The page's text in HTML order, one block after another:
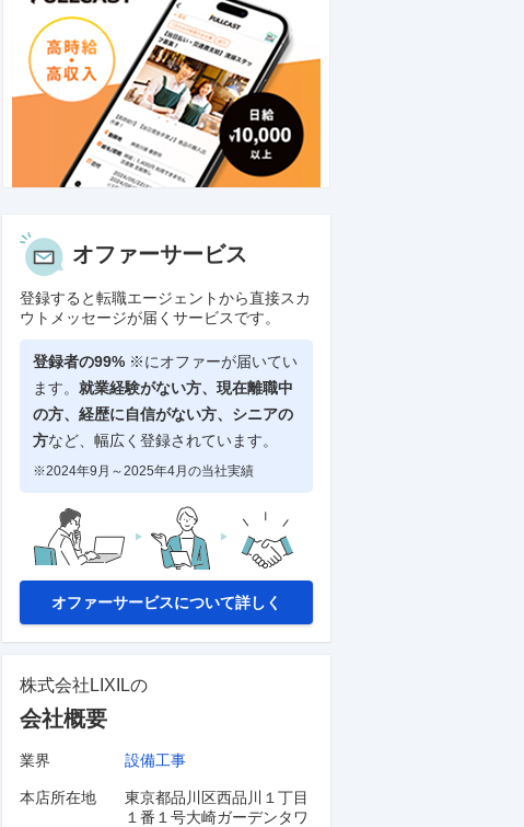
オファーサービス
登録すると転職エージェントから直接スカ
ウトメッセージが届くサービスです。
登録者の99% ※にオファーが届いてい
ます。 就業経験がない方、現在離職中
の方、 経歴に自信がない方、シニアの
方など、幅広く登録されています。
※2024年9月～2025年4月の当社実績
オファーサービスについて詳しく
株式会社LIXILの
会社概要
業界 設備工事
本店所在地
東京都品川区西品川１丁目
１番１号大崎ガーデンタワ